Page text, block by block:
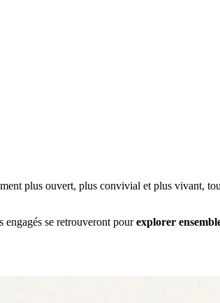
plus ouvert, plus convivial et plus vivant,
engagés se retrouveront pourexplorer